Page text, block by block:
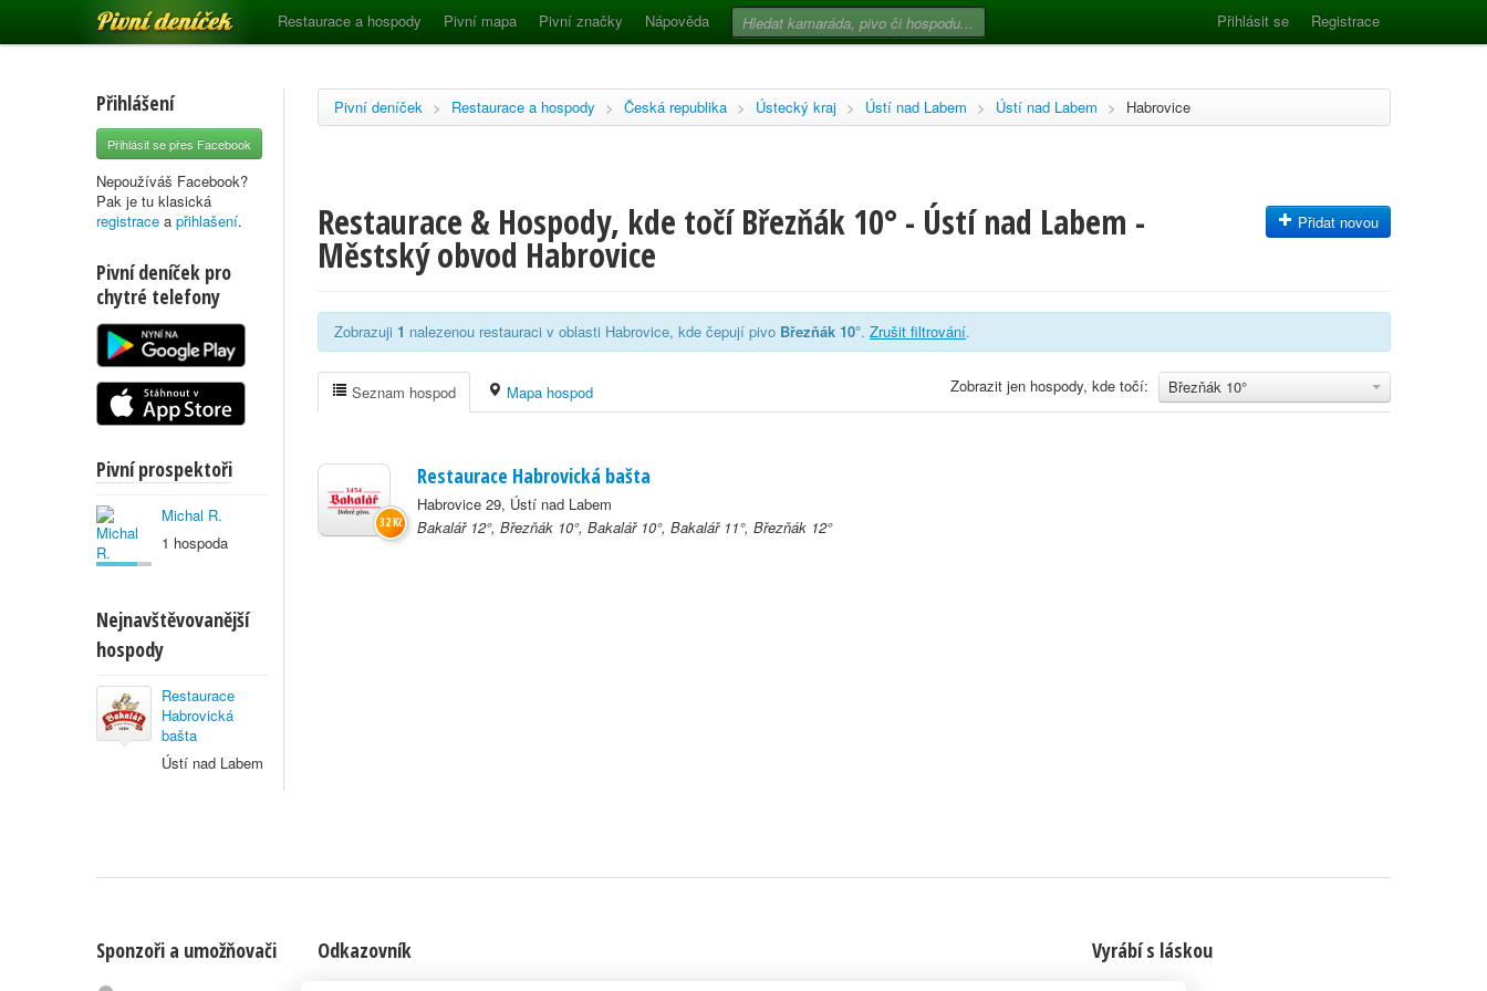
Pivní deníček Restaurace a hospody Pivní mapa Pivní značky Nápověda Přihlásit se Registrace
Přihlášení
Přihlásit se přes Facebook
Nepoužíváš Facebook?
Pak je tu klasická
registrace a přihlašení.
Pivní deníček pro
chytré telefony
Pivní prospektoři
Michal R.
1 hospoda
Nejnavštěvovanější
hospody
Restaurace
Habrovická
bašta
Ústí nad Labem
Pivní deníček > Restaurace a hospody > Česká republika > Ústecký kraj > Ústí nad Labem > Ústí nad Labem > Habrovice
Restaurace & Hospody, kde točí Březňák 10° - Ústí nad Labem -
Městský obvod Habrovice
Přidat novou
Zobrazuji 1 nalezenou restauraci v oblasti Habrovice, kde čepují pivo Březňák 10°. Zrušit filtrování.
Březňák 10°
Zobrazit jen hospody, kde točí:
Seznam hospod Mapa hospod
Restaurace Habrovická bašta
Habrovice 29, Ústí nad Labem
Bakalář 12°, Březňák 10°, Bakalář 10°, Bakalář 11°, Březňák 12°
32 Kč
Sponzoři a umožňovači Odkazovník Vyrábí s láskou